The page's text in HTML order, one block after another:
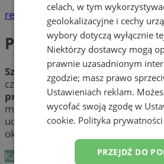
reklama
Pośrednictwo pracy
Szukasz pracyw Polsce lub za
czego zacząć poszukiwania?
pracy
w Żorach. Dowiedz się,
mieście Żory osobie bezrobotnej
udzielona pomoc. Skorzystaj z
okolicy Żor i znajdź wymarzone
Kategoria nie zawiera żadnych
celach, w tym
geolokalizacyjne i cechy
wybory dotyczą wyłącznie
Niektórzy dostawcy mogą
prawnie uzasadnionym
zgodzie; masz prawo
Ustawieniach reklam.
wycofać swoją zgodę w
cookie. Polityka prywatności
PRZEJDŹ DO